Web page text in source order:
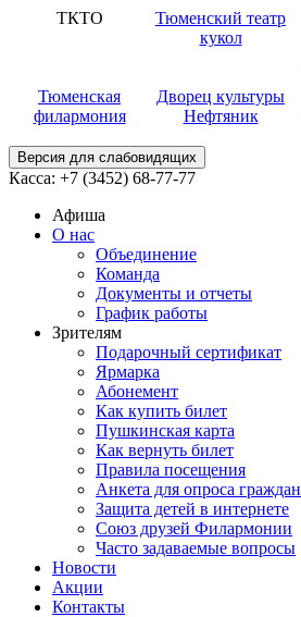
ТКТО
Тюменский театр
кукол
Тюменская
филармония
Дворец культуры
Нефтяник
Версия для слабовидящих
Касса: +7 (3452) 68-77-77
Афиша
О нас
Объединение
Команда
Документы и отчеты
График работы
Зрителям
Подарочный сертификат
Ярмарка
Абонемент
Как купить билет
Пушкинская карта
Как вернуть билет
Правила посещения
Анкета для опроса граждан
Защита детей в интернете
Союз друзей Филармонии
Часто задаваемые вопросы
Новости
Акции
Контакты